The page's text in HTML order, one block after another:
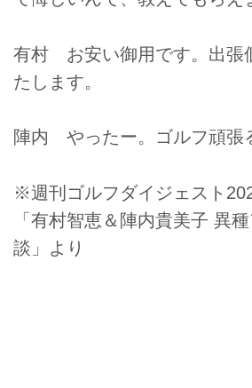
有村 お安い御用です。出張
たします。
陣内 やったー。ゴルフ頑張
※週刊ゴルフダイジェスト
「有村智恵＆陣内貴美子 異
談」より